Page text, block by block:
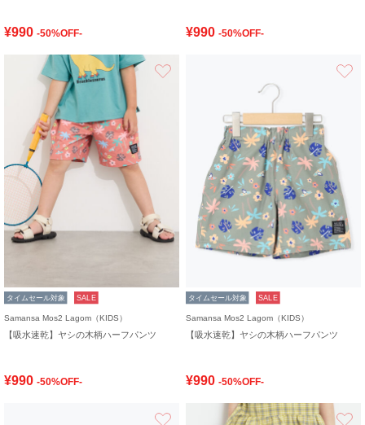
¥990 -50%OFF- ¥990 -50%OFF-
タイムセール対象 SALE
Samansa Mos2 Lagom（KIDS）
【吸水速乾】ヤシの木柄ハーフパンツ
¥990 -50%OFF-
タイムセール対象 SALE
Samansa Mos2 Lagom（KIDS）
【吸水速乾】ヤシの木柄ハーフパンツ
¥990 -50%OFF-